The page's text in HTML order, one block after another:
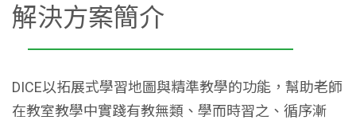
解決方案簡介
DICE以拓展式學習地圖與精準教學的功能，幫助老師
在教室教學中實踐有教無類、學而時習之、循序漸